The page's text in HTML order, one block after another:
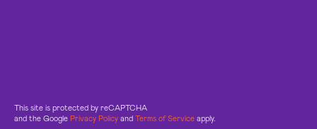
This site is protected by reCAPTCHA
and the Google Privacy Policy and Terms of Service apply.